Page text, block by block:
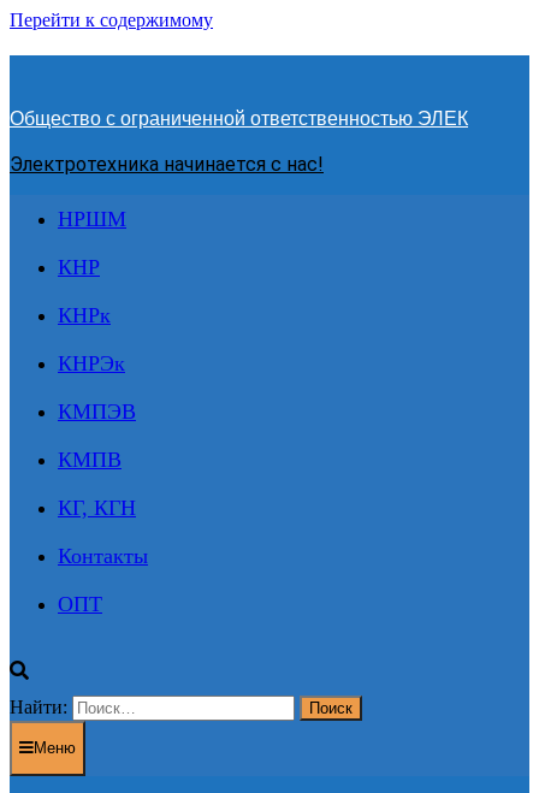
Перейти к содержимому
Общество с ограниченной ответственностью ЭЛЕК
Электротехника начинается с нас!
НРШМ
КНР
КНРк
КНРЭк
КМПЭВ
КМПВ
КГ, КГН
Контакты
ОПТ
Найти:
Меню